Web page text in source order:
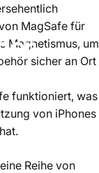
MagSafe für
Magnetismus, um
sicher an Ort
funktioniert, was
von iPhones
Reihe von